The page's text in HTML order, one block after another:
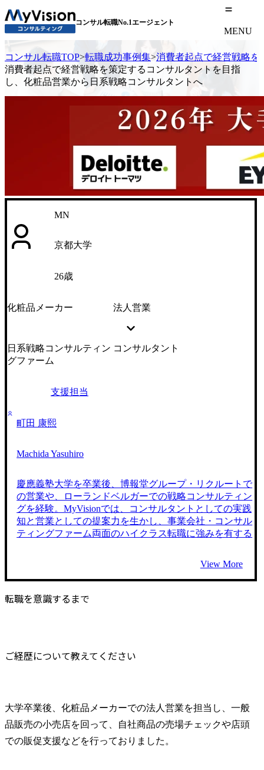
コンサル転職No.1エージェント
MENU
コンサル転職TOP>転職成功事例集>消費者起点で経営戦略を
消費者起点で経営戦略を策定するコンサルタントを目指
し、化粧品営業から日系戦略コンサルタントへ
MN
京都大学
26歳
化粧品メーカー 法人営業
日系戦略コンサルティン
グファーム
コンサルタント
支援担当
町田 康熙
Machida Yasuhiro
慶應義塾大学を卒業後、博報堂グループ・リクルートで
の営業や、ローランドベルガーでの戦略コンサルティン
グを経験。MyVisionでは、コンサルタントとしての実践
知と営業としての提案力を生かし、事業会社・コンサル
ティングファーム両面のハイクラス転職に強みを有する
View More
転職を意識するまで
ご経歴について教えてください
大学卒業後、化粧品メーカーでの法人営業を担当し、一般
品販売の小売店を回って、自社商品の売場チェックや店頭
での販促支援などを行っておりました。